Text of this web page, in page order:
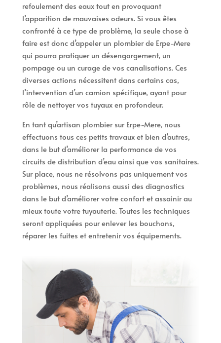
refoulement des eaux tout en provoquant
l’apparition de mauvaises odeurs. Si vous êtes
confronté à ce type de problème, la seule chose à
faire est donc d’appeler un plombier de Erpe-Mere
qui pourra pratiquer un désengorgement, un
pompage ou un curage de vos canalisations. Ces
diverses actions nécessitent dans certains cas,
l’intervention d’un camion spécifique, ayant pour
rôle de nettoyer vos tuyaux en profondeur.
En tant qu’artisan plombier sur Erpe-Mere, nous
effectuons tous ces petits travaux et bien d’autres,
dans le but d’améliorer la performance de vos
circuits de distribution d’eau ainsi que vos sanitaires.
Sur place, nous ne résolvons pas uniquement vos
problèmes, nous réalisons aussi des diagnostics
dans le but d’améliorer votre confort et assainir au
mieux toute votre tuyauterie. Toutes les techniques
seront appliquées pour enlever les bouchons,
réparer les fuites et entretenir vos équipements.